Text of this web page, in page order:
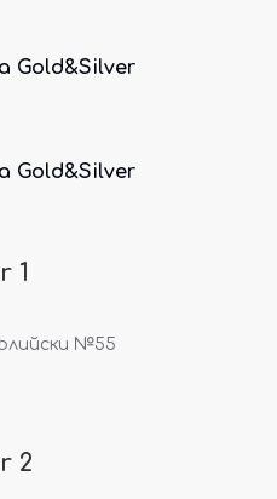
Gold&Silver
Gold&Silver
1
№55
2